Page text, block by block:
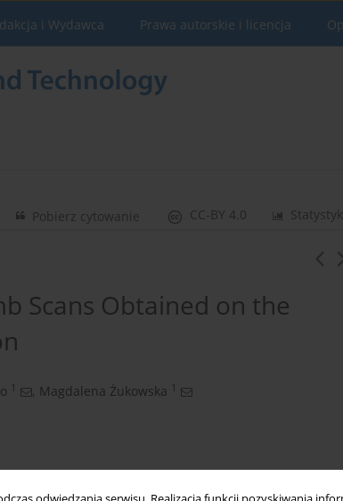
i Wydawca Prawa autorskie i licencja
Statystyki
CC-BY 4.0
Pobierz cytowanie
Scans Obtained on the
1 , Magdalena Żukowska 1